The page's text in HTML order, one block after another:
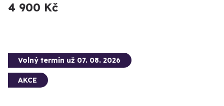
4 900 Kč
Volný termín už 07. 08. 2026
AKCE